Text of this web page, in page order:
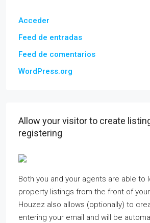
Acceder
Feed de entradas
Feed de comentarios
WordPress.org
Allow your visitor to create
registering
Both you and your agents are able to
property listings from the front of
Houzez also allows (optionally) to
entering your email and will be